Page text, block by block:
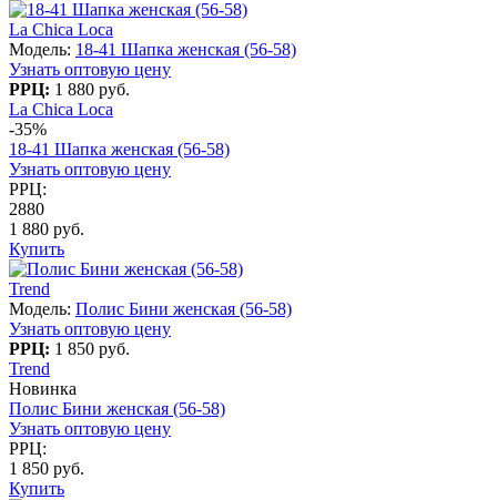
La Chica Loca
Модель: 18-41 Шапка женская (56-58)
Узнать оптовую цену
РРЦ: 1 880 руб.
La Chica Loca
-35%
18-41 Шапка женская (56-58)
Узнать оптовую цену
РРЦ:
2880
1 880 руб.
Купить
Trend
Модель: Полис Бини женская (56-58)
Узнать оптовую цену
РРЦ: 1 850 руб.
Trend
Новинка
Полис Бини женская (56-58)
Узнать оптовую цену
РРЦ:
1 850 руб.
Купить